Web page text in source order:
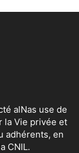
alNas use de
la Vie privée et
adhérents, en
CNIL.